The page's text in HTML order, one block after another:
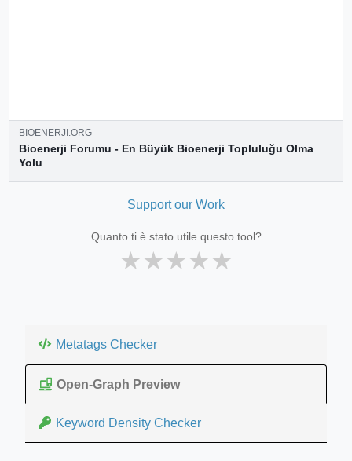
BIOENERJI.ORG
Bioenerji Forumu - En Büyük Bioenerji Topluluğu Olma
Yolu
Bioenerji uzmanları buluşma merkezi hakkında merak edilenler
üzerinden uzmanlardan...Support our Work
Quanto ti è stato utile questo tool?
★★★★★
Metatags Checker
Open-Graph Preview
Keyword Density Checker